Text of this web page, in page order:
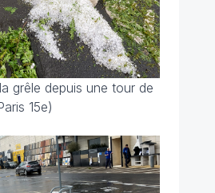
grêle depuis une tour de
15e)